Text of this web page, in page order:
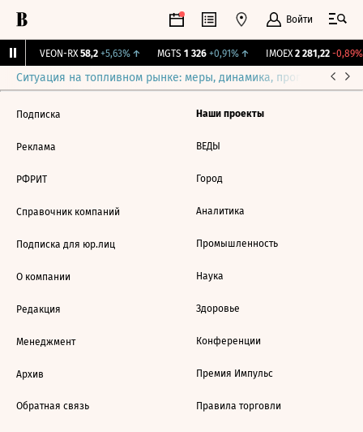
Войти
VEON-RX 58,2 +5,63%↑ MGTS 1 326 +0,91%↑ IMOEX 2 281,22 -0,89%
Ситуация на топливном рынке: меры, динамика, прогнозы
Подписка
Реклама
РФРИТ
Справочник компаний
Подписка для юр.лиц
О компании
Редакция
Менеджмент
Архив
Обратная связь
Наши проекты
ВЕДЫ
Город
Аналитика
Промышленность
Наука
Здоровье
Конференции
Премия Импульс
Правила торговли